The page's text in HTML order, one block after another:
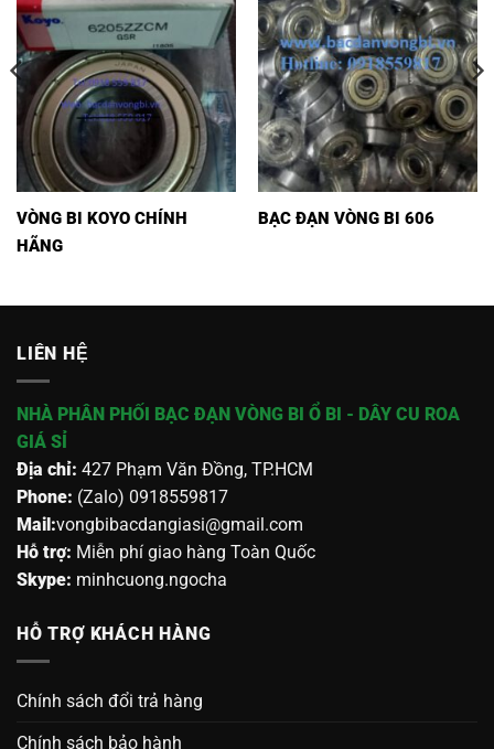
VÒNG BI KOYO CHÍNH
HÃNG
BẠC ĐẠN VÒNG BI 606
LIÊN HỆ
NHÀ PHÂN PHỐI BẠC ĐẠN VÒNG BI Ổ BI - DÂY CU ROA
GIÁ SỈ
Địa chỉ: 427 Phạm Văn Đồng, TP.HCM
Phone: (Zalo) 0918559817
Mail:vongbibacdangiasi@gmail.com
Hỗ trợ: Miễn phí giao hàng Toàn Quốc
Skype: minhcuong.ngocha
HỖ TRỢ KHÁCH HÀNG
Chính sách đổi trả hàng
Chính sách bảo hành